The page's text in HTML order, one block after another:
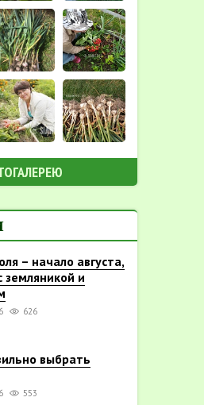
– начало августа,
земляникой и
626
выбрать
553